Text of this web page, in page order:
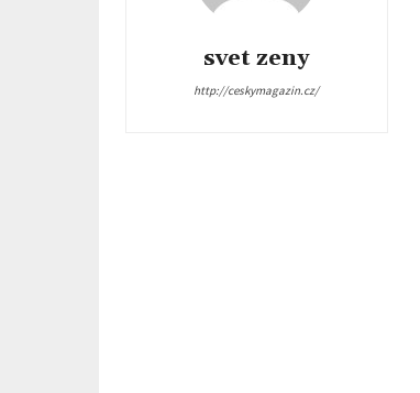
svet zeny
http://ceskymagazin.cz/